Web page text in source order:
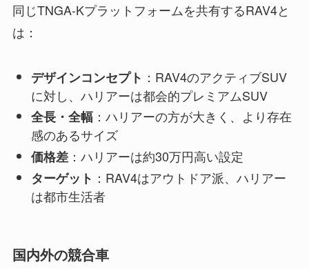
同じTNGA-Kプラットフォームを共有するRAV4と
は：
デザインコンセプト ：RAV4のアクティブSUV
に対し、ハリアーは都会的プレミアムSUV
全長・全幅：ハリアーの方が大きく、より存在
感のあるサイズ
価格差：ハリアーは約30万円高い設定
ターゲット ：RAV4はアウトドア派、ハリアー
は都市生活者
国内外の競合車